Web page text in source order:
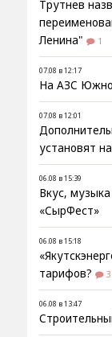
Трутнев
Ленина"
1
07.08 в 12:17
На АЗС
07.08 в 12:01
установят
06.08 в 15:39
Вкус,
«СырФест»
06.08 в 15:18
тарифов?
3
06.08 в 13:47